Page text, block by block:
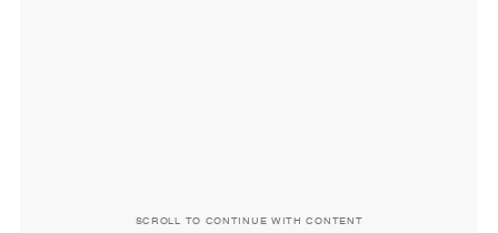
SCROLL TO CONTINUE WITH CONTENT